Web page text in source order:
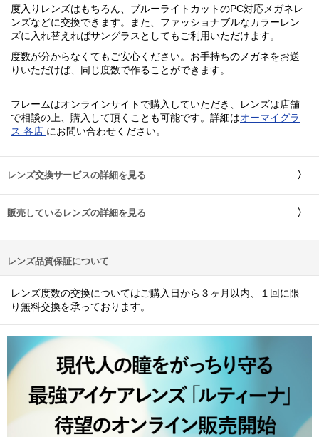
度入りレンズはもちろん、ブルーライトカットのPC対応メガネレ
ンズなどに交換できます。また、ファッショナブルなカラーレン
ズに入れ替えればサングラスとしてもご利用いただけます。
度数が分からなくてもご安心ください。お手持ちのメガネをお送
りいただけば、同じ度数で作ることができます。
フレームはオンラインサイトで購入していただき、レンズは店舗
で相談の上、購入して頂くことも可能です。詳細はオーマイグラ
ス 各店 にお問い合わせください。
レンズ交換サービスの詳細を見る
販売しているレンズの詳細を見る
レンズ品質保証について
レンズ度数の交換についてはご購入日から３ヶ月以内、１回に限
り無料交換を承っております。